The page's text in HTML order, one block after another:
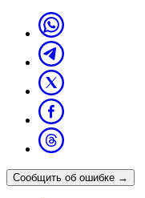
Сообщить об ошибке →